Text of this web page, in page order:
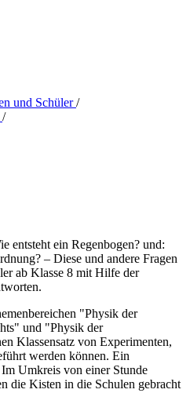
und Schüler/
/
entsteht ein Regenbogen? und:
– Diese und andere Fragen
ab Klasse 8 mit Hilfe der
"Physik der
und "Physik der
Klassensatz von Experimenten,
werden können. Ein
Umkreis von einer Stunde
die Kisten in die Schulen gebracht